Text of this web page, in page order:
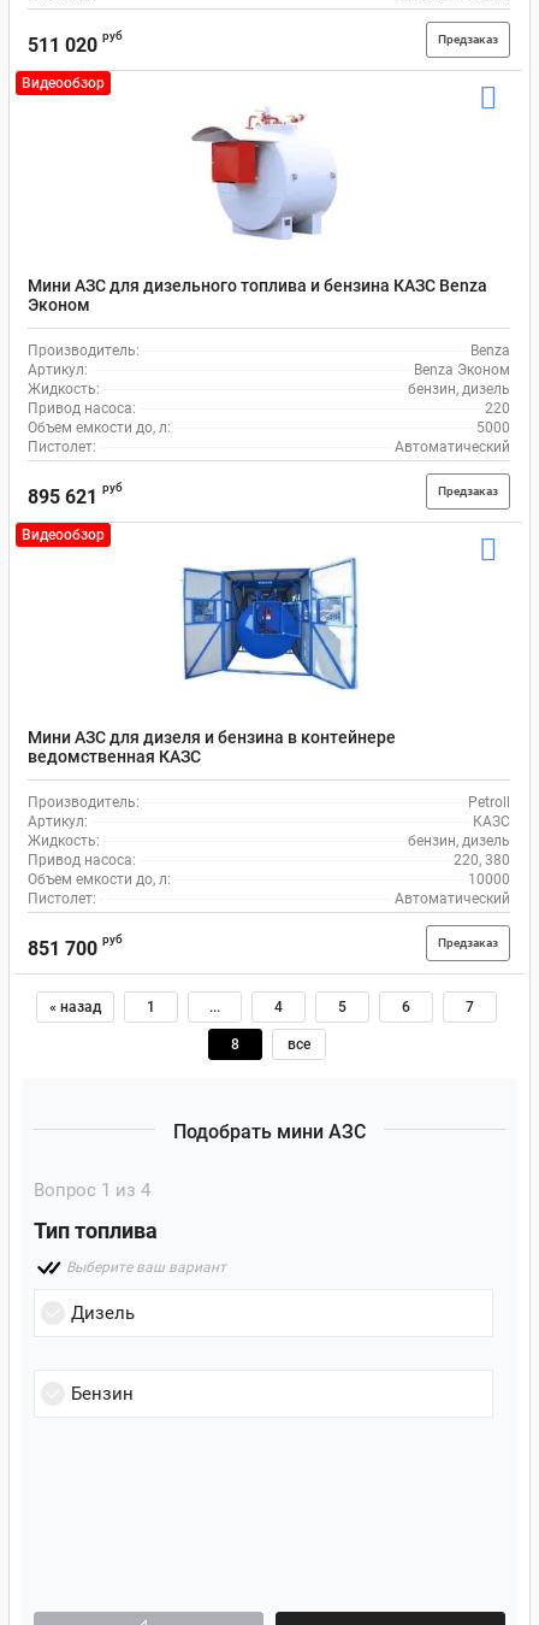
511 020 руб Предзаказ
Видеообзор
Мини АЗС для дизельного топлива и бензина КАЗС Benza
Эконом
Производитель:
Benza
Артикул:
Benza Эконом
Жидкость:
бензин, дизель
Привод насоса:
220
Объем емкости до, л:
5000
Пистолет:
Автоматический
895 621 руб Предзаказ
Видеообзор
Мини АЗС для дизеля и бензина в контейнере
ведомственная КАЗС
Производитель:
Petroll
Артикул:
КАЗС
Жидкость:
бензин, дизель
Привод насоса:
220, 380
Объем емкости до, л:
10000
Пистолет:
Автоматический
851 700 руб Предзаказ
« назад 1 ... 4 5 6 7
8 все
Подобрать мини АЗС
Вопрос 1 из 4
Тип топлива
Выберите ваш вариант
Дизель
Бензин